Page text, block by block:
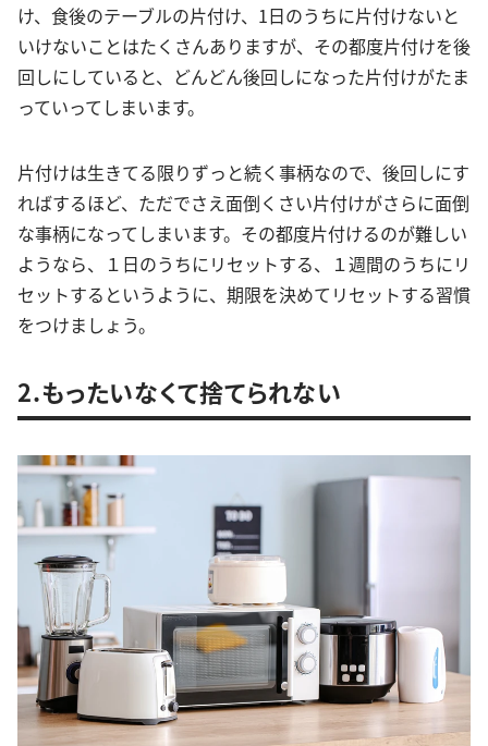
け、食後のテーブルの片付け、1日のうちに片付けないと
いけないことはたくさんありますが、その都度片付けを後
回しにしていると、どんどん後回しになった片付けがたま
っていってしまいます。
片付けは生きてる限りずっと続く事柄なので、後回しにす
ればするほど、ただでさえ面倒くさい片付けがさらに面倒
な事柄になってしまいます。その都度片付けるのが難しい
ようなら、１日のうちにリセットする、１週間のうちにリ
セットするというように、期限を決めてリセットする習慣
をつけましょう。
2.もったいなくて捨てられない